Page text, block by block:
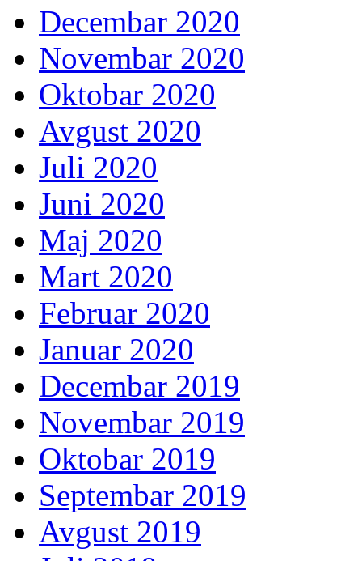
Decembar 2020
Novembar 2020
Oktobar 2020
Avgust 2020
Juli 2020
Juni 2020
Maj 2020
Mart 2020
Februar 2020
Januar 2020
Decembar 2019
Novembar 2019
Oktobar 2019
Septembar 2019
Avgust 2019